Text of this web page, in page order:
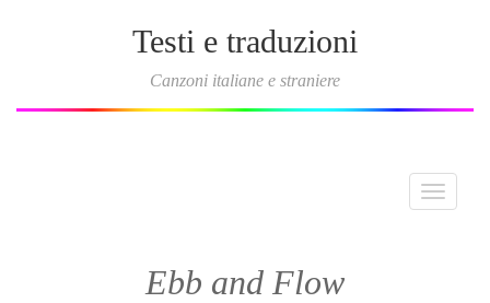
Testi e traduzioni
Canzoni italiane e straniere
Toggle
Ebb and Flow